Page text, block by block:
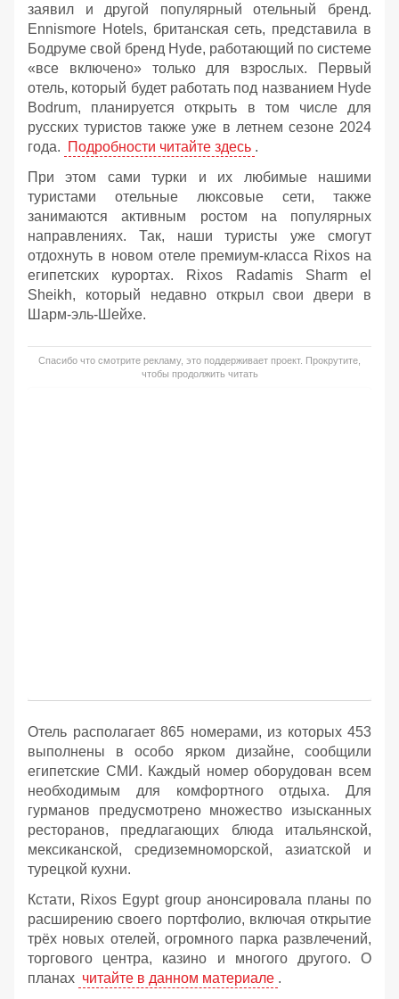
заявил и другой популярный отельный бренд.
Ennismore Hotels, британская сеть, представила в
Бодруме свой бренд Hyde, работающий по системе
«все включено» только для взрослых. Первый
отель, который будет работать под названием Hyde
Bodrum, планируется открыть в том числе для
русских туристов также уже в летнем сезоне 2024
года.
Подробности читайте здесь .
При этом сами турки и их любимые нашими
туристами отельные люксовые сети, также
занимаются активным ростом на популярных
направлениях. Так, наши туристы уже смогут
отдохнуть в новом отеле премиум-класса Rixos на
египетских курортах. Rixos Radamis Sharm el
Sheikh, который недавно открыл свои двери в
Шарм-эль-Шейхе.
Спасибо что смотрите рекламу, это поддерживает проект. Прокрутите,
чтобы продолжить читать
Отель располагает 865 номерами, из которых 453
выполнены в особо ярком дизайне, сообщили
египетские СМИ. Каждый номер оборудован всем
необходимым для комфортного отдыха. Для
гурманов предусмотрено множество изысканных
ресторанов, предлагающих блюда итальянской,
мексиканской, средиземноморской, азиатской и
турецкой кухни.
Кстати, Rixos Egypt group анонсировала планы по
расширению своего портфолио, включая открытие
трёх новых отелей, огромного парка развлечений,
торгового центра, казино и многого другого. О
планах читайте в данном материале .